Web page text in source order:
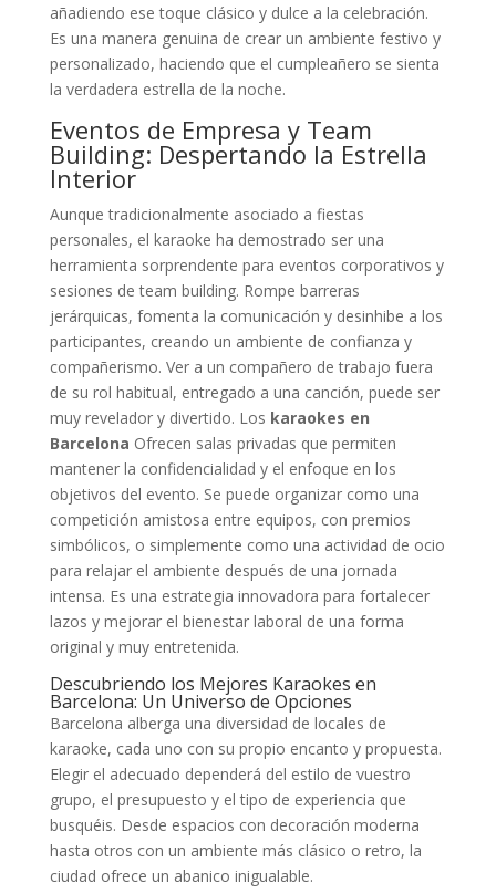
añadiendo ese toque clásico y dulce a la celebración.
Es una manera genuina de crear un ambiente festivo y
personalizado, haciendo que el cumpleañero se sienta
la verdadera estrella de la noche.
Eventos de Empresa y Team
Building: Despertando la Estrella
Interior
Aunque tradicionalmente asociado a fiestas
personales, el karaoke ha demostrado ser una
herramienta sorprendente para eventos corporativos y
sesiones de team building. Rompe barreras
jerárquicas, fomenta la comunicación y desinhibe a los
participantes, creando un ambiente de confianza y
compañerismo. Ver a un compañero de trabajo fuera
de su rol habitual, entregado a una canción, puede ser
muy revelador y divertido. Los karaokes en
Barcelona Ofrecen salas privadas que permiten
mantener la confidencialidad y el enfoque en los
objetivos del evento. Se puede organizar como una
competición amistosa entre equipos, con premios
simbólicos, o simplemente como una actividad de ocio
para relajar el ambiente después de una jornada
intensa. Es una estrategia innovadora para fortalecer
lazos y mejorar el bienestar laboral de una forma
original y muy entretenida.
Descubriendo los Mejores Karaokes en
Barcelona: Un Universo de Opciones
Barcelona alberga una diversidad de locales de
karaoke, cada uno con su propio encanto y propuesta.
Elegir el adecuado dependerá del estilo de vuestro
grupo, el presupuesto y el tipo de experiencia que
busquéis. Desde espacios con decoración moderna
hasta otros con un ambiente más clásico o retro, la
ciudad ofrece un abanico inigualable.